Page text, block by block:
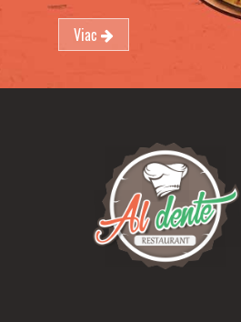
Viac